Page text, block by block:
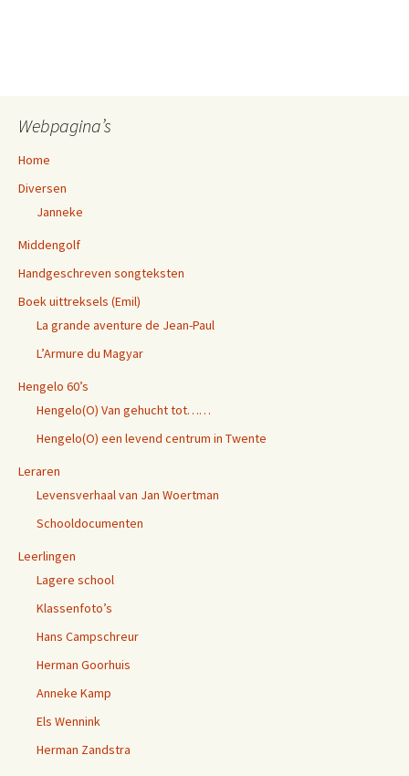
Webpagina’s
Home
Diversen
Janneke
Middengolf
Handgeschreven songteksten
Boek uittreksels (Emil)
La grande aventure de Jean-Paul
L’Armure du Magyar
Hengelo 60’s
Hengelo(O) Van gehucht tot……
Hengelo(O) een levend centrum in Twente
Leraren
Levensverhaal van Jan Woertman
Schooldocumenten
Leerlingen
Lagere school
Klassenfoto’s
Hans Campschreur
Herman Goorhuis
Anneke Kamp
Els Wennink
Herman Zandstra